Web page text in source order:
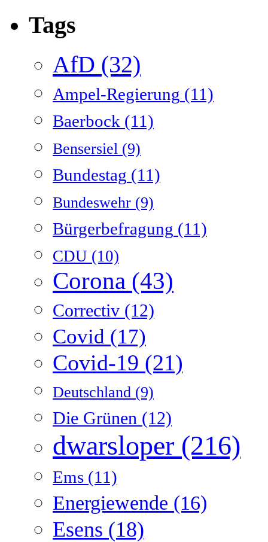
Tags
AfD (32)
Ampel-Regierung (11)
Baerbock (11)
Bensersiel (9)
Bundestag (11)
Bundeswehr (9)
Bürgerbefragung (11)
CDU (10)
Corona (43)
Correctiv (12)
Covid (17)
Covid-19 (21)
Deutschland (9)
Die Grünen (12)
dwarsloper (216)
Ems (11)
Energiewende (16)
Esens (18)